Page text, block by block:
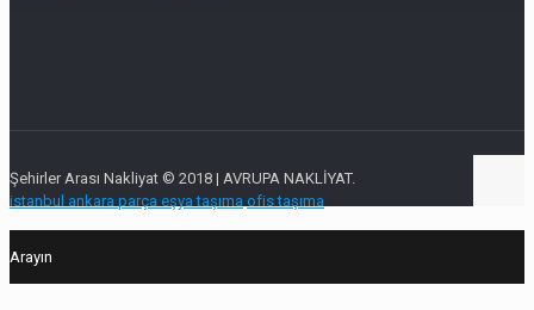
Şehirler Arası Nakliyat © 2018 | AVRUPA NAKLİYAT.
istanbul ankara parça eşya taşıma ofis taşıma
Arayın